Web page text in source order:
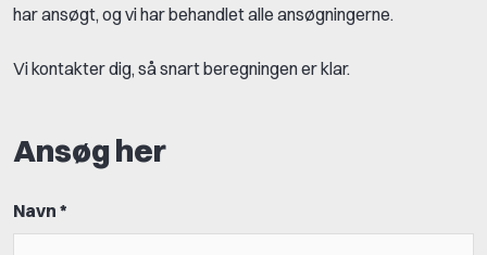
har ansøgt, og vi har behandlet alle ansøgningerne.
Vi kontakter dig, så snart beregningen er klar.
Ansøg her
Navn *